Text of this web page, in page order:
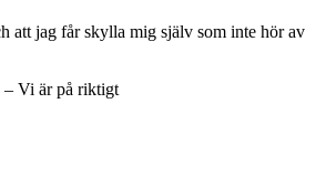
att jag får skylla mig själv som inte hör av
– Vi är på riktigt